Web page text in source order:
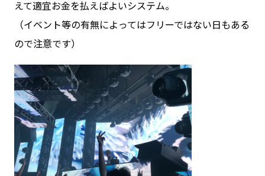
えて適宜お金を払えばよいシステム。
（イベント等の有無によってはフリーではない日もある
ので注意です）